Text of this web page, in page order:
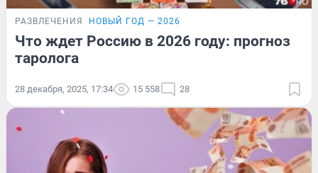
РАЗВЛЕЧЕНИЯ НОВЫЙ ГОД — 2026
Что ждет Россию в 2026 году: прогноз
таролога
28 декабря, 2025, 17:34 15 558 28